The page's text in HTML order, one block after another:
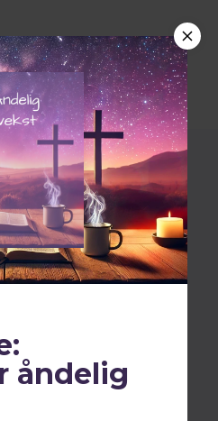
av de
åndelig